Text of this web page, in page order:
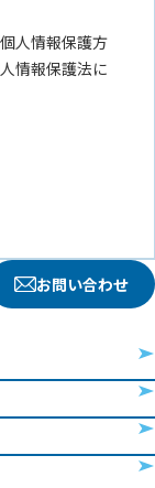
お問い合わせ